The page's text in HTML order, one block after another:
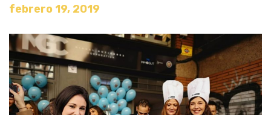
febrero 19, 2019